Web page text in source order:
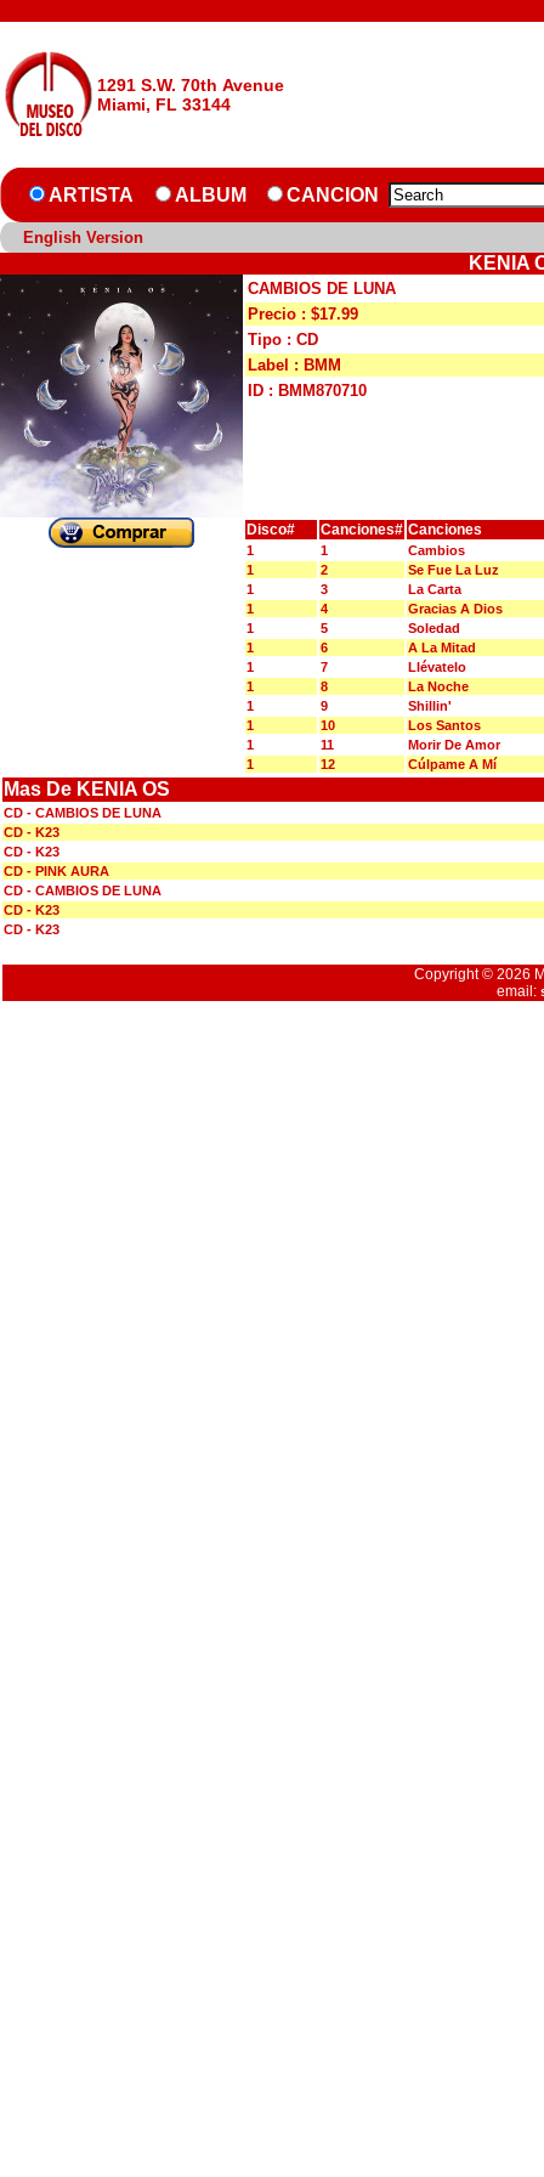
1291 S.W. 70th Avenue
Miami, FL 33144
ARTISTA ALBUM CANCION
English Version
KENIA
CAMBIOS DE LUNA
Precio : $17.99
Tipo : CD
Label : BMM
ID : BMM870710
Disco# Canciones# Canciones
1 1
Cambios
1
2
Se Fue La Luz
1
3
La Carta
1
4
Gracias A Dios
1
5
Soledad
1
6
A La Mitad
1
7
Llévatelo
1
8
La Noche
1
9
Shillin'
1
10
Los Santos
1
11
Morir De Amor
1
12 Cúlpame A Mí
Mas De KENIA OS
CD - CAMBIOS DE LUNA
CD - K23
CD - K23
CD - PINK AURA
CD - CAMBIOS DE LUNA
CD - K23
CD - K23
Copyright © 2026
email: